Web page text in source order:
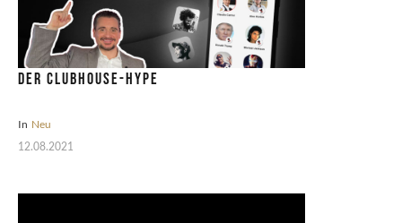
Der Clubhouse-Hype
In Neu
12.08.2021